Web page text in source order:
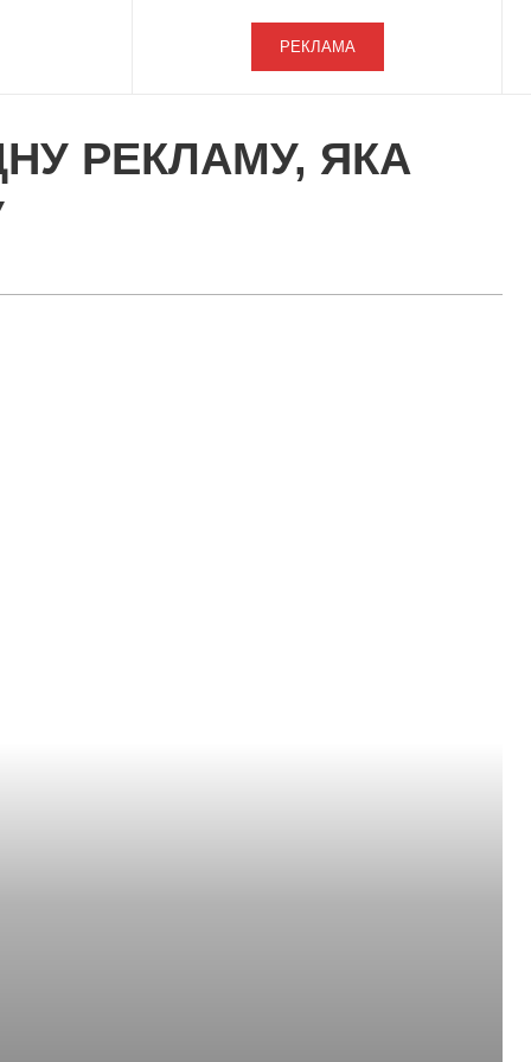
РЕКЛАМА
РЕКЛАМУ, ЯКА